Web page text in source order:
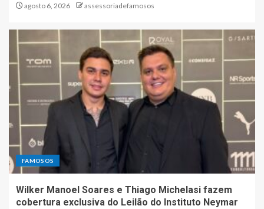
agosto 6, 2026 assessoriadefamosos
FAMOSOS
Wilker Manoel Soares e Thiago Michelasi fazem
cobertura exclusiva do Leilão do Instituto Neymar